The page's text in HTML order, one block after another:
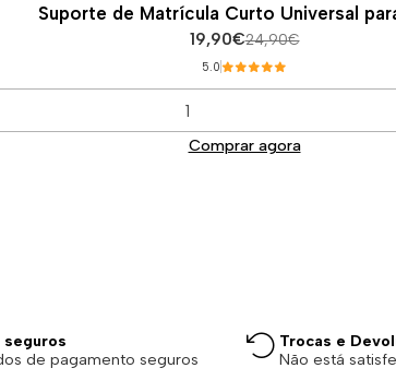
Suporte de Matrícula Curto Universal
19,90€24,90€
5.0
Comprar agora
seguros
de pagamento seguros
Trocas e
Não está